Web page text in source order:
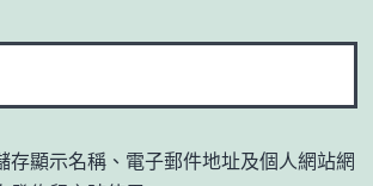
存顯示名稱、電子郵件地址及個人網站網